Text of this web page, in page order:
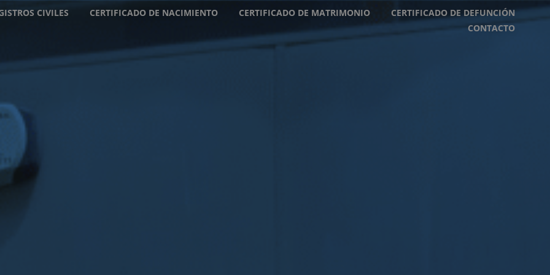
CIVILES CERTIFICADO DE NACIMIENTO CERTIFICADO DE MATRIMONIO
CERTIFICADO DE DEFUNCIÓN
CONTACTO